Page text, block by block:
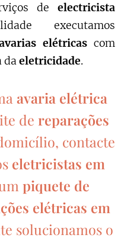
de electricista
executamos
elétricas com
daeletricidade.
avaria elétrica
de reparações
contacte
eletricistas em
piquete de
elétricas em
solucionamos o